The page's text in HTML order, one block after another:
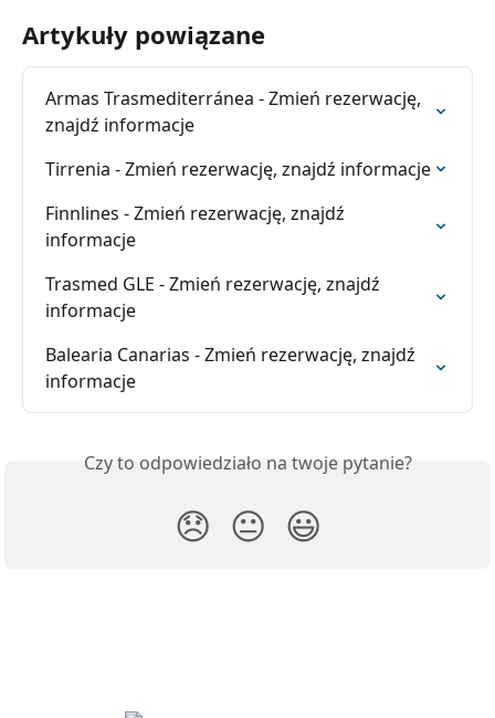
Artykuły powiązane
Armas Trasmediterránea - Zmień rezerwację,
znajdź informacje
Tirrenia - Zmień rezerwację, znajdź informacje
Finnlines - Zmień rezerwację, znajdź
informacje
Trasmed GLE - Zmień rezerwację, znajdź
informacje
Balearia Canarias - Zmień rezerwację, znajdź
informacje
Czy to odpowiedziało na twoje pytanie?
😞 😐 😃